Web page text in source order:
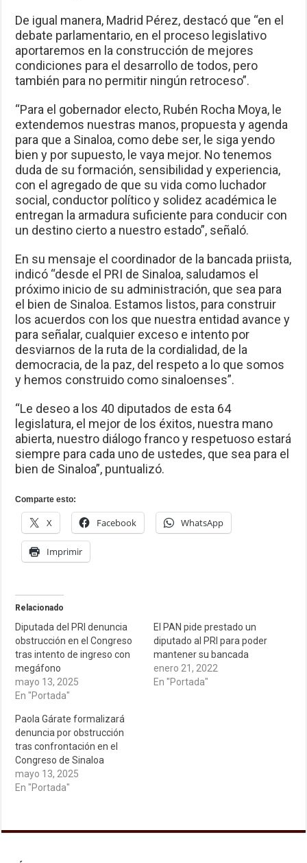
De igual manera, Madrid Pérez, destacó que “en el
debate parlamentario, en el proceso legislativo
aportaremos en la construcción de mejores
condiciones para el desarrollo de todos, pero
también para no permitir ningún retroceso”.
“Para el gobernador electo, Rubén Rocha Moya, le
extendemos nuestras manos, propuesta y agenda
para que a Sinaloa, como debe ser, le siga yendo
bien y por supuesto, le vaya mejor. No tenemos
duda de su formación, sensibilidad y experiencia,
con el agregado de que su vida como luchador
social, conductor político y solidez académica le
entregan la armadura suficiente para conducir con
un destino cierto a nuestro estado”, señaló.
En su mensaje el coordinador de la bancada priista,
indicó “desde el PRI de Sinaloa, saludamos el
próximo inicio de su administración, que sea para
el bien de Sinaloa. Estamos listos, para construir
los acuerdos con los que nuestra entidad avance y
para señalar, cualquier exceso e intento por
desviarnos de la ruta de la cordialidad, de la
democracia, de la paz, del respeto a lo que somos
y hemos construido como sinaloenses”.
“Le deseo a los 40 diputados de esta 64
legislatura, el mejor de los éxitos, nuestra mano
abierta, nuestro diálogo franco y respetuoso estará
siempre para cada uno de ustedes, que sea para el
bien de Sinaloa”, puntualizó.
Comparte esto:
X Facebook WhatsApp
Imprimir
Relacionado
Diputada del PRI denuncia
obstrucción en el Congreso
tras intento de ingreso con
megáfono
mayo 13, 2025
En "Portada"
El PAN pide prestado un
diputado al PRI para poder
mantener su bancada
enero 21, 2022
En "Portada"
Paola Gárate formalizará
denuncia por obstrucción
tras confrontación en el
Congreso de Sinaloa
mayo 13, 2025
En "Portada"